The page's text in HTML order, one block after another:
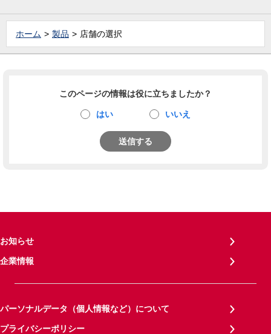
ホーム 製品 店舗の選択
このページの情報は役に立ちましたか？
はい いいえ
送信する
お知らせ
企業情報
パーソナルデータ（個人情報など）について
プライバシーポリシー